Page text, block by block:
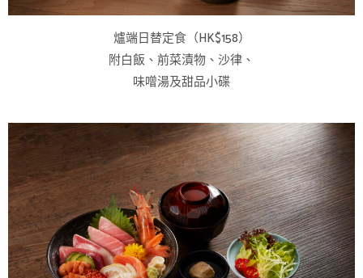
爐端日替定食（HK$158）
附白飯、前菜漬物、沙律、
味噌湯及甜品小碟